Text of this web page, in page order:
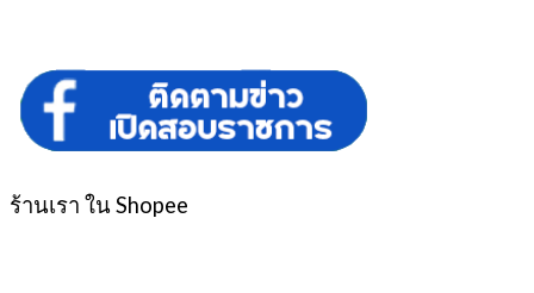
ร้านเรา ใน Shopee